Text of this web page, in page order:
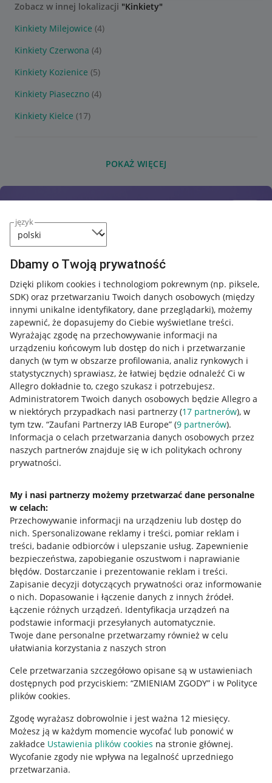
język
Dbamy o Twoją prywatność
Dzięki plikom cookies i technologiom pokrewnym (np. piksele,
SDK) oraz przetwarzaniu Twoich danych osobowych (między
innymi unikalne identyfikatory, dane przeglądarki), możemy
zapewnić, że dopasujemy do Ciebie wyświetlane treści.
Wyrażając zgodę na przechowywanie informacji na
urządzeniu końcowym lub dostęp do nich i przetwarzanie
danych (w tym w obszarze profilowania, analiz rynkowych i
statystycznych) sprawiasz, że łatwiej będzie odnaleźć Ci w
Allegro dokładnie to, czego szukasz i potrzebujesz.
Administratorem Twoich danych osobowych będzie Allegro a
w niektórych przypadkach nasi partnerzy (17 partnerów), w
tym tzw. “Zaufani Partnerzy IAB Europe” (9 partnerów).
Informacja o celach przetwarzania danych osobowych przez
naszych partnerów znajduje się w ich politykach ochrony
prywatności.
My i nasi partnerzy możemy przetwarzać dane personalne
w celach:
Przechowywanie informacji na urządzeniu lub dostęp do
nich. Spersonalizowane reklamy i treści, pomiar reklam i
treści, badanie odbiorców i ulepszanie usług. Zapewnienie
bezpieczeństwa, zapobieganie oszustwom i naprawianie
błędów. Dostarczanie i prezentowanie reklam i treści.
Zapisanie decyzji dotyczących prywatności oraz informowanie
o nich. Dopasowanie i łączenie danych z innych źródeł.
Łączenie różnych urządzeń. Identyfikacja urządzeń na
podstawie informacji przesyłanych automatycznie.
Twoje dane personalne przetwarzamy również w celu
ułatwiania korzystania z naszych stron
Cele przetwarzania szczegółowo opisane są w ustawieniach
dostępnych pod przyciskiem: “ZMIENIAM ZGODY” i w Polityce
plików cookies.
Zgodę wyrażasz dobrowolnie i jest ważna 12 miesięcy.
Możesz ją w każdym momencie wycofać lub ponowić w
zakładce Ustawienia plików cookies na stronie głównej.
Wycofanie zgody nie wpływa na legalność uprzedniego
przetwarzania.
Zobacz w innej lokalizacji "Kinkiety"
Kinkiety Milejowice (4)
Kinkiety Czerwona (4)
Kinkiety Kozienice (5)
Kinkiety Piaseczno (4)
Kinkiety Kielce (17)
POKAŻ WIĘCEJ
Przydatne informacje
Jak to działa
Allegro Gadane dla sprzedających
Allegro Gadane dla kupujących
Mapa miejscowości
Informacje prawne
Regulamin
Polityka plików "cookies"
Ustawienia plików "cookies"
Udostępnianie lokalizacji
Informacje dla Aktu o Usługach Cyfrowych
Pobierz aplikację